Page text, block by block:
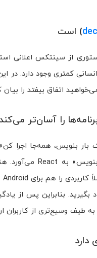
) است
کمتری وجود دارد.
اتفاق بیفتد را بیان
طیف وسیع‌تری از کاربران